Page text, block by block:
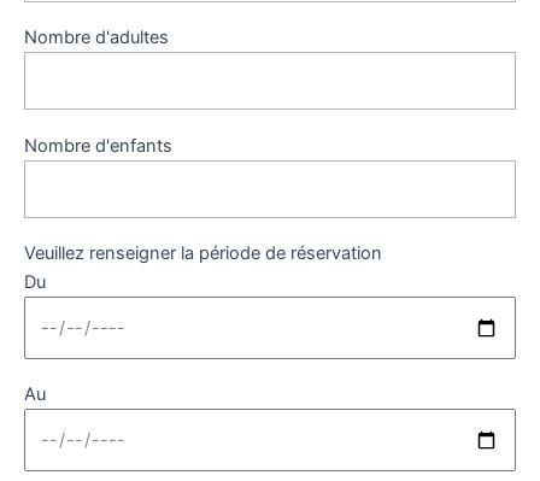
Nombre d'adultes
Nombre d'enfants
Veuillez renseigner la période de réservation
Du
Au